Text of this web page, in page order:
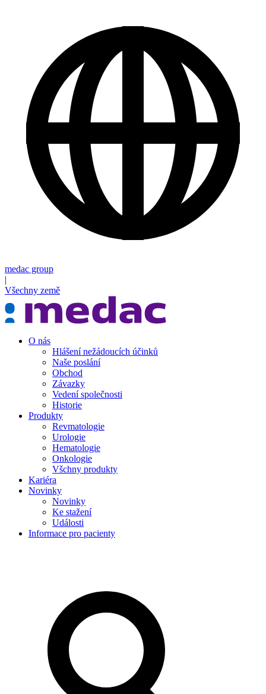
medac group
|
Všechny země
O nás
Hlášení nežádoucích účinků
Naše poslání
Obchod
Závazky
Vedení společnosti
Historie
Produkty
Revmatologie
Urologie
Hematologie
Onkologie
Všchny produkty
Kariéra
Novinky
Novinky
Ke stažení
Události
Informace pro pacienty